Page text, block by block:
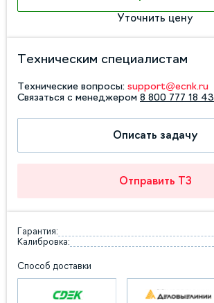
Уточнить цену
Техническим специалистам
Технические вопросы: support@ecnk.ru
Связаться с менеджером 8 800 777 18 43
Описать задачу
Отправить ТЗ
Гарантия:
Калибровка:
Способ доставки